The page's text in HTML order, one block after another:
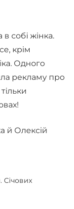
собі жінка.
крім
Одного
рекламу про
й Олексій
Січових